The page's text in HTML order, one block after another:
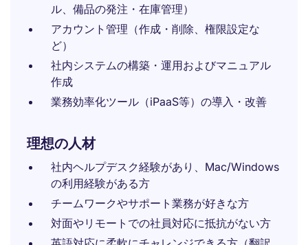
ル、備品の発注・在庫管理）
アカウント管理（作成・削除、権限設定な
ど）
社内システムの構築・運用およびマニュアル
作成
業務効率化ツール（iPaaS等）の導入・改善
理想の人材
社内ヘルプデスク経験があり、Mac/Windows
の利用経験がある方
チームワークやサポート業務が好きな方
対面やリモートでの社員対応に抵抗がない方